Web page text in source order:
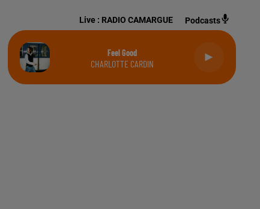
Live : RADIO CAMARGUE Podcasts
Feel Good
CHARLOTTE CARDIN